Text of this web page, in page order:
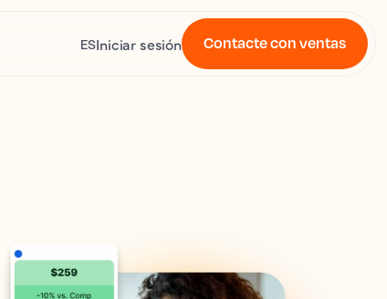
ESIniciar sesión Contacte con ventas